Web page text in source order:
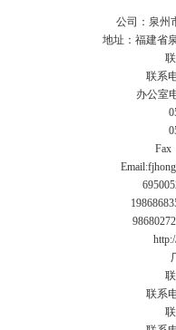
公司：泉州
地址：福建省
联系
办公室
Fax
联系